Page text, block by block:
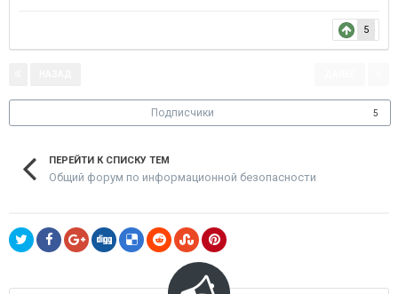
5
Подписчики 5
ПЕРЕЙТИ К СПИСКУ ТЕМ
Общий форум по информационной безопасности